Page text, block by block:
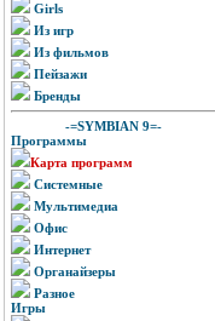
Girls
Из игр
Из фильмов
Пейзажи
Бренды
-=SYMBIAN 9=-
Программы
Карта программ
Системные
Мультимедиа
Офис
Интернет
Органайзеры
Разное
Игры